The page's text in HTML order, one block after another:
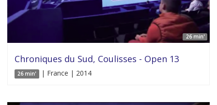
26 min'
Chroniques du Sud, Coulisses - Open 13
26 min' | France | 2014